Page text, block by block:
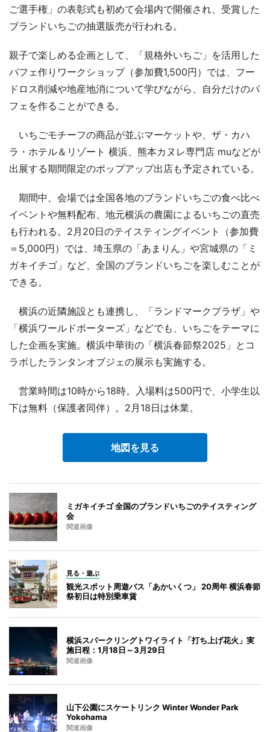
ご選手権」の表彰式も初めて会場内で開催され、受賞した
ブランドいちごの抽選販売が行われる。
親子で楽しめる企画として、「規格外いちご」を活用した
パフェ作りワークショップ（参加費1,500円）では、フー
ドロス削減や地産地消について学びながら、自分だけのパ
フェを作ることができる。
いちごモチーフの商品が並ぶマーケットや、ザ・カハ
ラ・ホテル＆リゾート 横浜、熊本カヌレ専門店 muなどが
出展する期間限定のポップアップ出店も予定されている。
期間中、会場では全国各地のブランドいちごの食べ比べ
イベントや無料配布、地元横浜の農園によるいちごの直売
も行われる。2月20日のテイスティングイベント（参加費
＝5,000円）では、埼玉県の「あまりん」や宮城県の「ミ
ガキイチゴ」など、全国のブランドいちごを楽しむことが
できる。
横浜の近隣施設とも連携し、「ランドマークプラザ」や
「横浜ワールドポーターズ」などでも、いちごをテーマに
した企画を実施。横浜中華街の「横浜春節祭2025」とコ
ラボしたランタンオブジェの展示も実施する。
営業時間は10時から18時。入場料は500円で、小学生以
下は無料（保護者同伴）。2月18日は休業。
地図を見る
ミガキイチゴ 全国のブランドいちごのテイスティング
会
関連画像
見る・遊ぶ
観光スポット周遊バス「あかいくつ」 20周年 横浜春節
祭初日は特別乗車賃
横浜スパークリングトワイライト「打ち上げ花火」実
施日程：1月18日～3月29日
関連画像
山下公園にスケートリンク Winter Wonder Park
Yokohama
関連画像